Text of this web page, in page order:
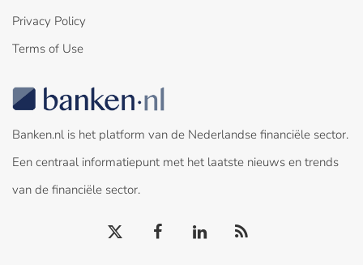
Privacy Policy
Terms of Use
Banken.nl is het platform van de Nederlandse financiële sector.
Een centraal informatiepunt met het laatste nieuws en trends
van de financiële sector.